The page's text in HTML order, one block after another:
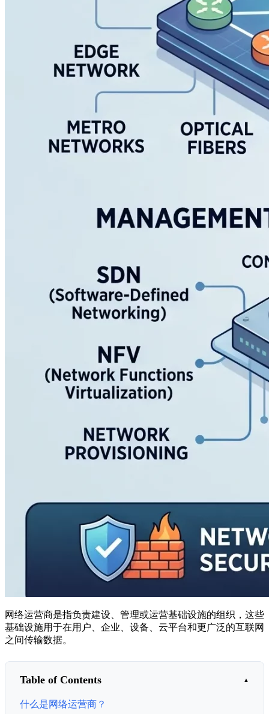
网络运营商是指负责建设、管理或运营基础设施的组织，这些
基础设施用于在用户、企业、设备、云平台和更广泛的互联网
之间传输数据。
Table of Contents
什么是网络运营商？